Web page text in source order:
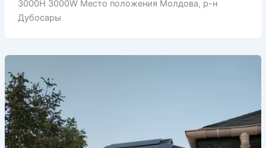
3000H 3000W Место положения Молдова, р-н
Дубосары